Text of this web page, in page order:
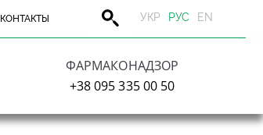
КОНТАКТЫ УКР РУС EN
ФАРМАКОНАДЗОР
+38 095 335 00 50